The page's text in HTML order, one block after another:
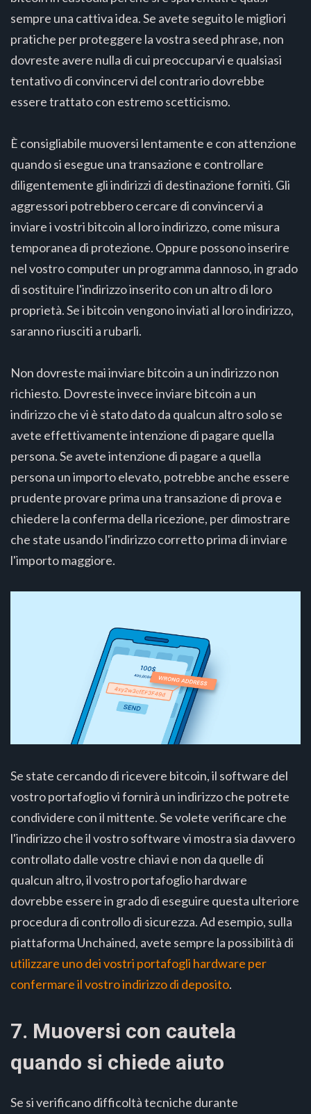
sempre una cattiva idea. Se avete seguito le migliori
pratiche per proteggere la vostra seed phrase, non
dovreste avere nulla di cui preoccuparvi e qualsiasi
tentativo di convincervi del contrario dovrebbe
essere trattato con estremo scetticismo.
È consigliabile muoversi lentamente e con attenzione
quando si esegue una transazione e controllare
diligentemente gli indirizzi di destinazione forniti. Gli
aggressori potrebbero cercare di convincervi a
inviare i vostri bitcoin al loro indirizzo, come misura
temporanea di protezione. Oppure possono inserire
nel vostro computer un programma dannoso, in grado
di sostituire l'indirizzo inserito con un altro di loro
proprietà. Se i bitcoin vengono inviati al loro indirizzo,
saranno riusciti a rubarli.
Non dovreste mai inviare bitcoin a un indirizzo non
richiesto. Dovreste invece inviare bitcoin a un
indirizzo che vi è stato dato da qualcun altro solo se
avete effettivamente intenzione di pagare quella
persona. Se avete intenzione di pagare a quella
persona un importo elevato, potrebbe anche essere
prudente provare prima una transazione di prova e
chiedere la conferma della ricezione, per dimostrare
che state usando l'indirizzo corretto prima di inviare
l'importo maggiore.
Se state cercando di ricevere bitcoin, il software del
vostro portafoglio vi fornirà un indirizzo che potrete
condividere con il mittente. Se volete verificare che
l'indirizzo che il vostro software vi mostra sia davvero
controllato dalle vostre chiavi e non da quelle di
qualcun altro, il vostro portafoglio hardware
dovrebbe essere in grado di eseguire questa ulteriore
procedura di controllo di sicurezza. Ad esempio, sulla
piattaforma Unchained, avete sempre la possibilità di
utilizzare uno dei vostri portafogli hardware per
confermare il vostro indirizzo di deposito.
7. Muoversi con cautela
quando si chiede aiuto
Se si verificano difficoltà tecniche durante